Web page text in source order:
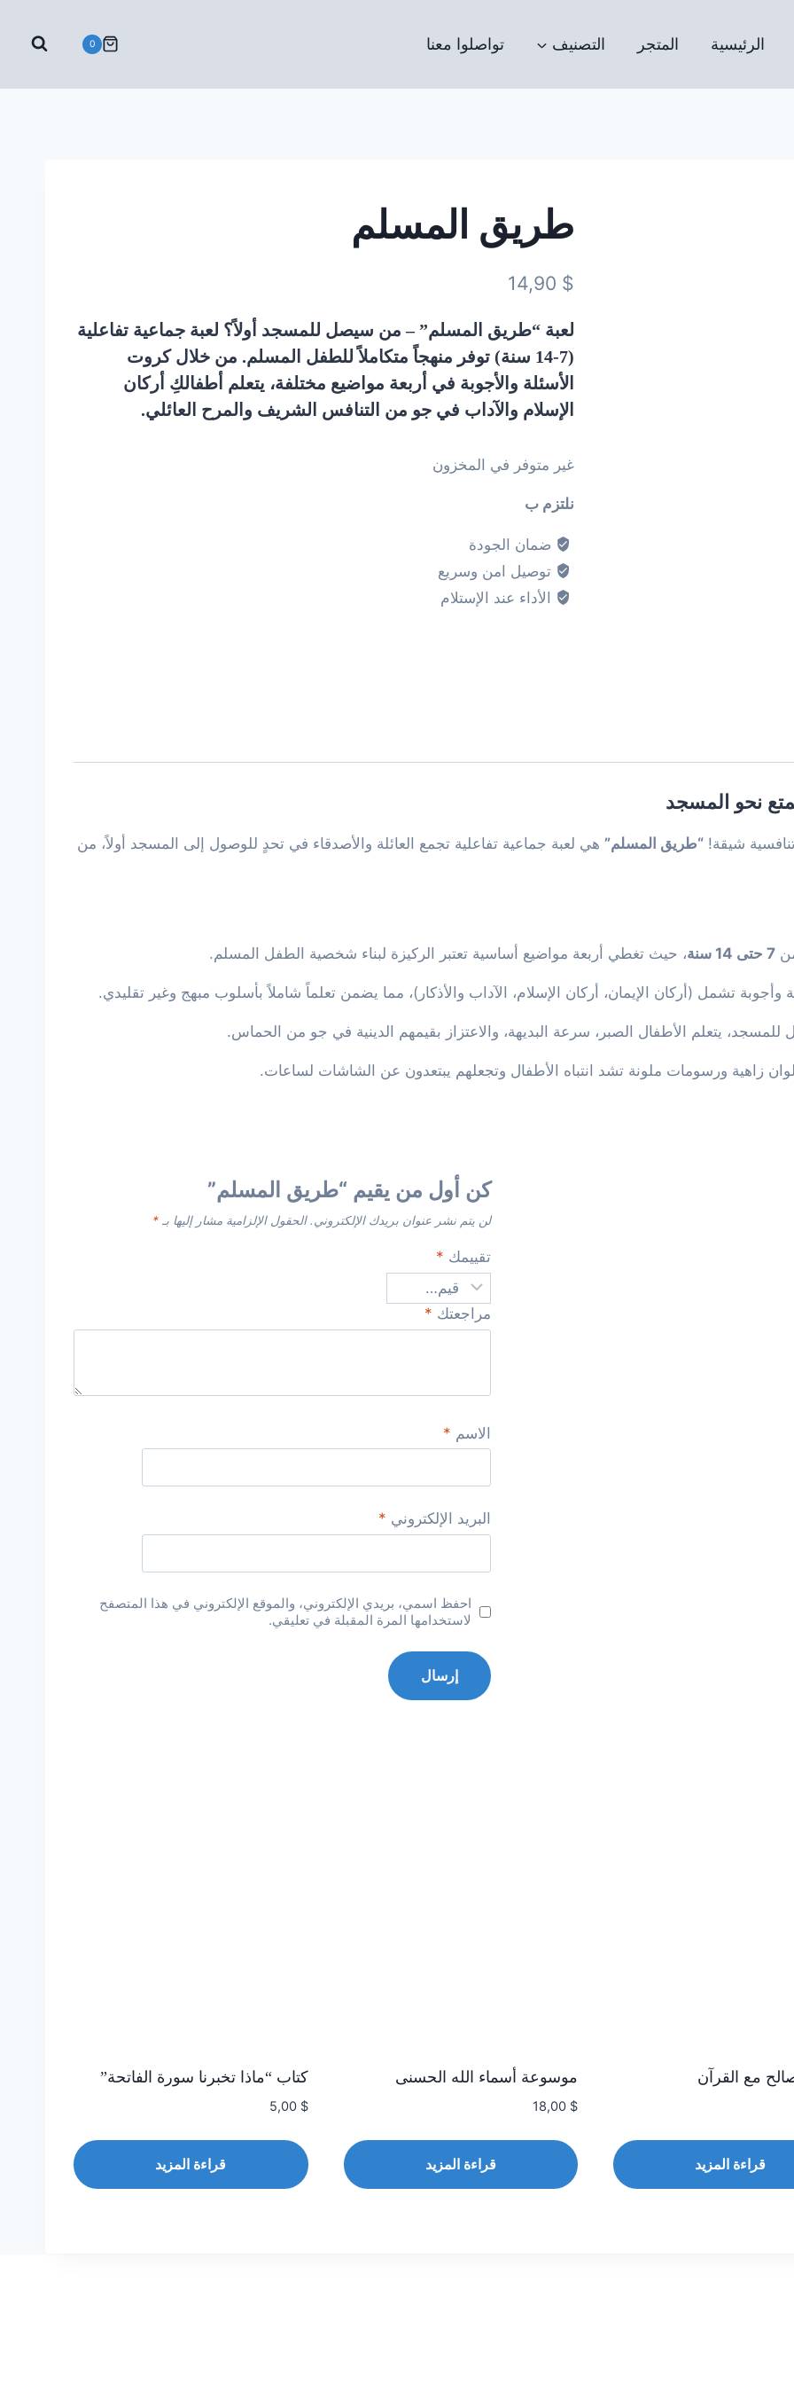
الرئيسية المتجر التصنيف تواصلوا معنا 0
طريق المسلم
14,90 $
لعبة “طريق المسلم” – من سيصل للمسجد أولاً؟ لعبة جماعية تفاعلية
(7-14 سنة) توفر منهجاً متكاملاً للطفل المسلم. من خلال كروت
الأسئلة والأجوبة في أربعة مواضيع مختلفة، يتعلم أطفالكِ أركان
الإسلام والآداب في جو من التنافس الشريف والمرح العائلي.
غير متوفر في المخزون
نلتزم ب
ضمان الجودة
توصيل امن وسريع
الأداء عند الإستلام
نحو المسجد
شيقة! “طريق المسلم” هي لعبة جماعية تفاعلية تجمع العائلة والأصدقاء في تحدٍ للوصول إلى المسجد أولاً، من
7 حتى 14 سنة ، حيث تغطي أربعة مواضيع أساسية تعتبر الركيزة لبناء شخصية الطفل المسلم.
تشمل (أركان الإيمان، أركان الإسلام، الآداب والأذكار)، مما يضمن تعلماً شاملاً بأسلوب مبهج وغير تقليدي.
يتعلم الأطفال الصبر، سرعة البديهة، والاعتزاز بقيمهم الدينية في جو من الحماس.
زاهية ورسومات ملونة تشد انتباه الأطفال وتجعلهم يبتعدون عن الشاشات لساعات.
كن أول من يقيم “طريق المسلم”
لن يتم نشر عنوان بريدك الإلكتروني. الحقول الإلزامية مشار إليها بـ *
تقييمك *
مراجعتك *
الاسم *
البريد الإلكتروني *
احفظ اسمي، بريدي الإلكتروني، والموقع الإلكتروني في هذا المتصفح
لاستخدامها المرة المقبلة في تعليقي.
مع القرآن
قراءة المزيد
موسوعة أسماء الله الحسنى
18,00 $
قراءة المزيد
كتاب “ماذا تخبرنا سورة الفاتحة”
5,00 $
قراءة المزيد